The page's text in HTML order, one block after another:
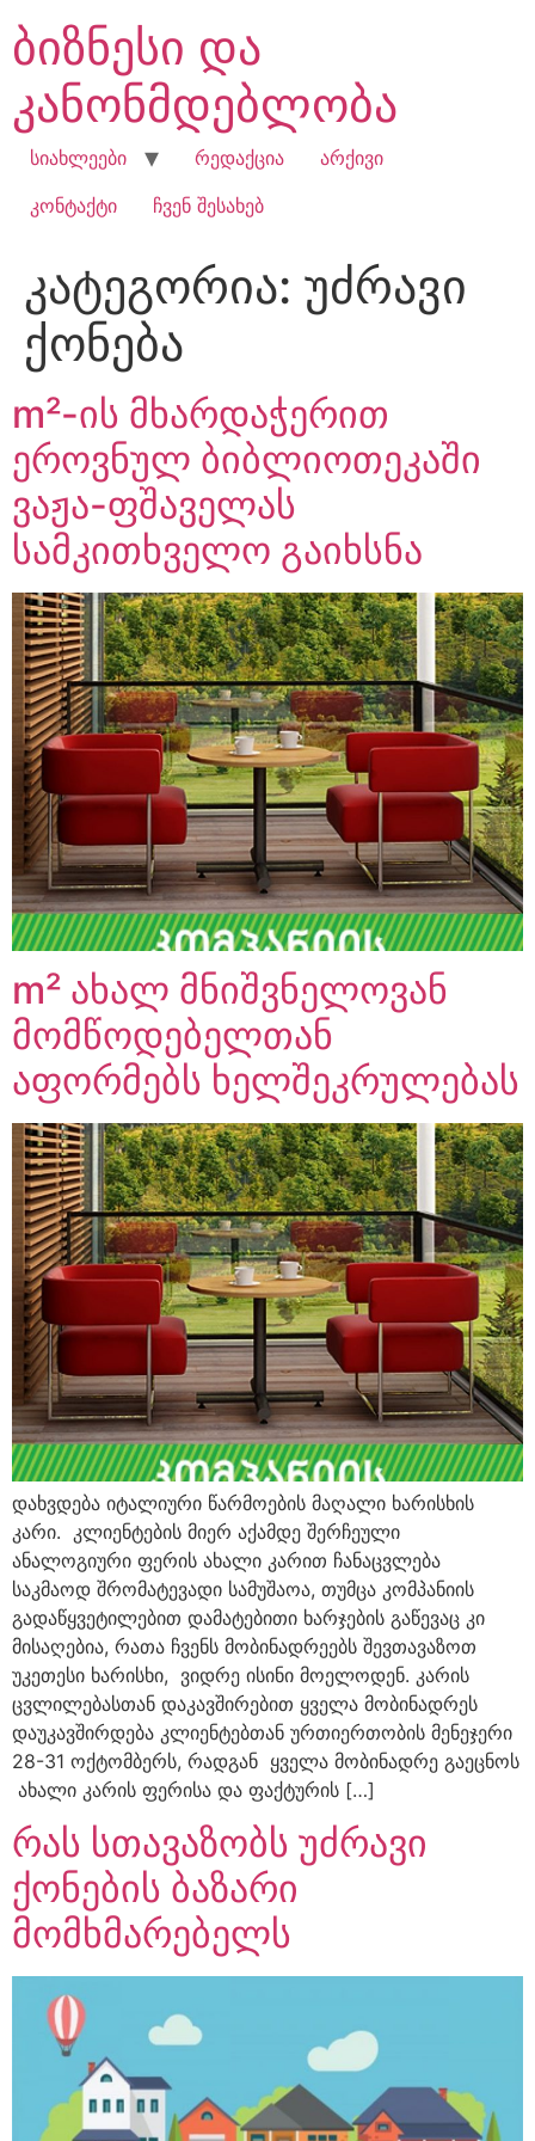
to
content
ბიზნესი და
კანონმდებლობა
სიახლეები რედაქცია
არქივი
კონტაქტი
ჩვენ შესახებ
კატეგორია: უძრავი
ქონება
m²-ის მხარდაჭერით
ეროვნულ ბიბლიოთეკაში
ვაჟა-ფშაველას
სამკითხველო გაიხსნა
m² ახალ მნიშვნელოვან
მომწოდებელთან
აფორმებს ხელშეკრულებას
დახვდება იტალიური წარმოების მაღალი ხარისხის
კარი. კლიენტების მიერ აქამდე შერჩეული
ანალოგიური ფერის ახალი კარით ჩანაცვლება
საკმაოდ შრომატევადი სამუშაოა, თუმცა კომპანიის
გადაწყვეტილებით დამატებითი ხარჯების გაწევაც კი
მისაღებია, რათა ჩვენს მობინადრეებს შევთავაზოთ
უკეთესი ხარისხი, ვიდრე ისინი მოელოდენ. კარის
ცვლილებასთან დაკავშირებით ყველა მობინადრეს
დაუკავშირდება კლიენტებთან ურთიერთობის მენეჯერი
28-31 ოქტომბერს, რადგან ყველა მობინადრე გაეცნოს
ახალი კარის ფერისა და ფაქტურის […]
რას სთავაზობს უძრავი
ქონების ბაზარი
მომხმარებელს